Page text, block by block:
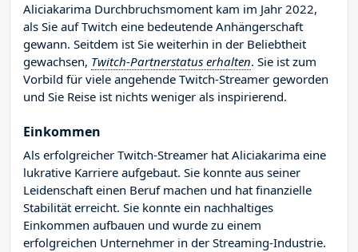
Aliciakarima Durchbruchsmoment kam im Jahr 2022,
als Sie auf Twitch eine bedeutende Anhängerschaft
gewann. Seitdem ist Sie weiterhin in der Beliebtheit
gewachsen, Twitch-Partnerstatus erhalten. Sie ist zum
Vorbild für viele angehende Twitch-Streamer geworden
und Sie Reise ist nichts weniger als inspirierend.
Einkommen
Als erfolgreicher Twitch-Streamer hat Aliciakarima eine
lukrative Karriere aufgebaut. Sie konnte aus seiner
Leidenschaft einen Beruf machen und hat finanzielle
Stabilität erreicht. Sie konnte ein nachhaltiges
Einkommen aufbauen und wurde zu einem
erfolgreichen Unternehmer in der Streaming-Industrie.